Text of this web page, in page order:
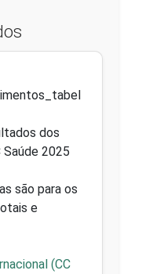
dos
2025
são para os
e
(CC